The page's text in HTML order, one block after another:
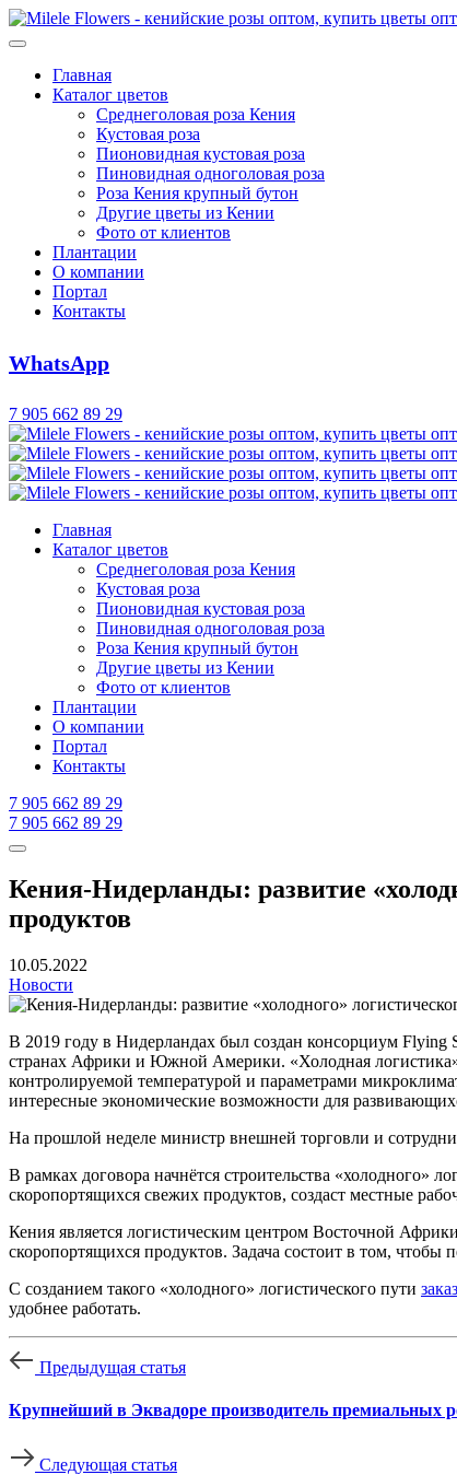
Главная
Каталог цветов
Среднеголовая роза Кения
Кустовая роза
Пионовидная кустовая роза
Пиновидная одноголовая роза
Роза Кения крупный бутон
Другие цветы из Кении
Фото от клиентов
Плантации
О компании
Портал
Контакты
WhatsApp
7 905 662 89 29
Главная
Каталог цветов
Среднеголовая роза Кения
Кустовая роза
Пионовидная кустовая роза
Пиновидная одноголовая роза
Роза Кения крупный бутон
Другие цветы из Кении
Фото от клиентов
Плантации
О компании
Портал
Контакты
7 905 662 89 29
7 905 662 89 29
Кения-Нидерланды: развитие
продуктов
10.05.2022
Новости
В 2019 году в Нидерландах был создан консорциум Flying
странах Африки и Южной Америки. «Холодная логистика»
контролируемой температурой и параметрами
интересные экономические возможности для
На прошлой неделе министр внешней торговли и
В рамках договора начнётся строительства «холодного»
скоропортящихся свежих продуктов, создаст местные
Кения является логистическим центром Восточной
скоропортящихся продуктов. Задача состоит в том, чтобы
С созданием такого «холодного» логистического пути
удобнее работать.
Предыдущая статья
Крупнейший в Эквадоре производитель премиальных
Следующая статья